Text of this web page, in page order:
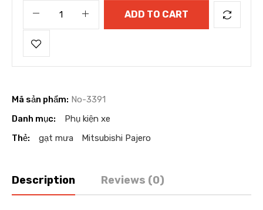
ADD TO CART
Mã sản phẩm: No-3391
Danh mục:
Phụ kiện xe
Thẻ:
gạt mưa Mitsubishi Pajero
Description Reviews (0)